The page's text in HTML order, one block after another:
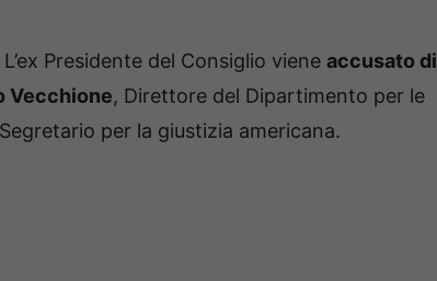
. L’ex Presidente del Consiglio viene
accusato di
, Direttore del Dipartimento per le
, Segretario per la giustizia americana.